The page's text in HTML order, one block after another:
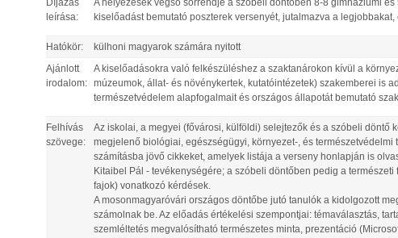
Díjazás
leírása:
A helyezések végső sorrendje a szóbeli döntőben 8-8 gimnáziumi
kiselőadást bemutató poszterek versenyét, jutalmazva a
Hatókör: külhoni magyarok számára nyitott
Ajánlott
irodalom:
A kiselőadásokra való felkészüléshez a szaktanárokon kívül a
múzeumok, állat- és növénykertek, kutatóintézetek) szakemberei is
természetvédelem alapfogalmait és országos állapotát bemutató
Felhívás
szövege:
Az iskolai, a megyei (fővárosi, külföldi) selejtezők és a szóbeli döntő
megjelenő biológiai, egészségügyi, környezet-, és
számításba jövő cikkeket, amelyek listája a verseny honlapján is
Kitaibel Pál - tevékenységére; a szóbeli döntőben pedig a
fajok) vonatkozó kérdések.
A mosonmagyaróvári országos döntőbe jutó tanulók a kidolgozott
számolnak be. Az előadás értékelési szempontjai: témaválasztás,
szemléltetés megvalósítható természetes minta, prezentáció